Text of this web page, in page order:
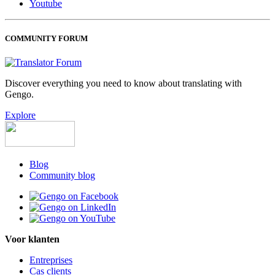
Youtube
COMMUNITY FORUM
Discover everything you need to know about translating with
Gengo.
Explore
Blog
Community blog
Voor klanten
Entreprises
Cas clients